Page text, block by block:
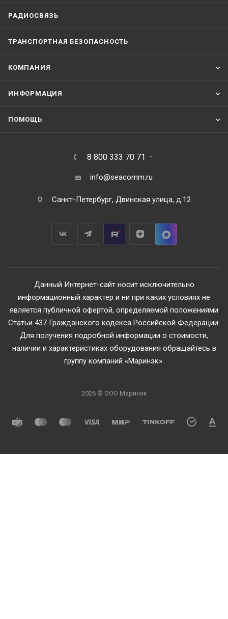
РАДИОСВЯЗЬ
ТРАНСПОРТНАЯ БЕЗОПАСНОСТЬ
КОМПАНИЯ
ИНФОРМАЦИЯ
ПОМОЩЬ
8 800 333 70 71
info@seacomm.ru
Санкт-Петербург, Двинская улица, д.12
Данный Интернет-сайт носит исключительно
информационный характер и ни при каких условиях не
является публичной офертой, определяемой положениями
Статьи 437 Гражданского кодекса Российской Федерации.
Для получения подробной информации о стоимости,
наличии и характеристиках оборудования обращайтесь в
группу компаний «Маринэк».
2026 © ООО Маринэк